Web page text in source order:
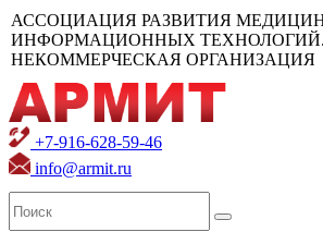
АССОЦИАЦИЯ РАЗВИТИЯ
ИНФОРМАЦИОННЫХ ТЕХНОЛОГИЙ.
НЕКОММЕРЧЕСКАЯ ОРГАНИЗАЦИЯ
+7-916-628-59-46
info@armit.ru